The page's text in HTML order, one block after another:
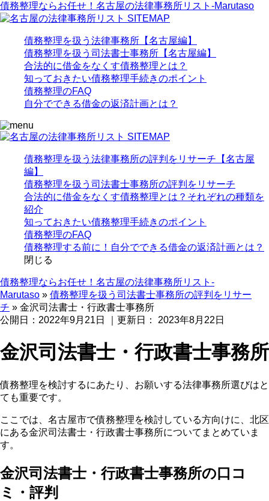
債務整理ならお任せ！名古屋の法律事務所リスト‐Marutaso
債務整理を扱う法律事務所【名古屋編】
債務整理を扱う司法書士事務所【名古屋編】
合法的に借金をなくす債務整理とは？
知っておきたい債務整理手続きのポイント
債務整理のFAQ
自分でできる借金の返済計画とは？
債務整理を扱う法律事務所の評判をリサーチ【名古屋
編】
債務整理を扱う司法書士事務所の評判をリサーチ
合法的に借金をなくす債務整理とは？それぞれの種類を
紹介
知っておきたい債務整理手続きのポイント
債務整理のFAQ
債務整理する前に！自分でできる借金の返済計画とは？
閉じる
債務整理ならお任せ！名古屋の法律事務所リスト‐
Marutaso » 債務整理を扱う司法書士事務所の評判をリサー
チ » 金沢司法書士・行政書士事務所
公開日： 2022年9月21日 ｜更新日： 2023年8月22日
金沢司法書士・行政書士事務所
債務整理を検討するにあたり、お願いする法律事務所選びはと
ても重要です。
ここでは、名古屋市で債務整理を検討している方向けに、北区
にある金沢司法書士・行政書士事務所についてまとめていま
す。
金沢司法書士・行政書士事務所の口コ
ミ・評判